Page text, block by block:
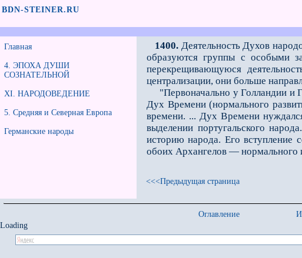
BDN-STEINER.RU
Главная
4. ЭПОХА ДУШИ
СОЗНАТЕЛЬНОЙ
XI. НАРОДОВЕДЕНИЕ
5. Средняя и Северная Европа
Германские народы
1400. Деятельность Духов
образуются группы с особыми
перекрещивающуюся
централизации, они больше
"Первоначально у Голландии и
Дух Времени (нормального
времени. ... Дух Времени
выделении португальского
историю народа. Его вступление
обоих Архангелов — нормального
<<<Предыдущая страница
Оглавление
Loading